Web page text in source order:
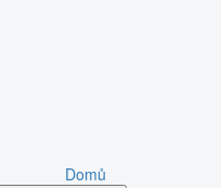
Domů